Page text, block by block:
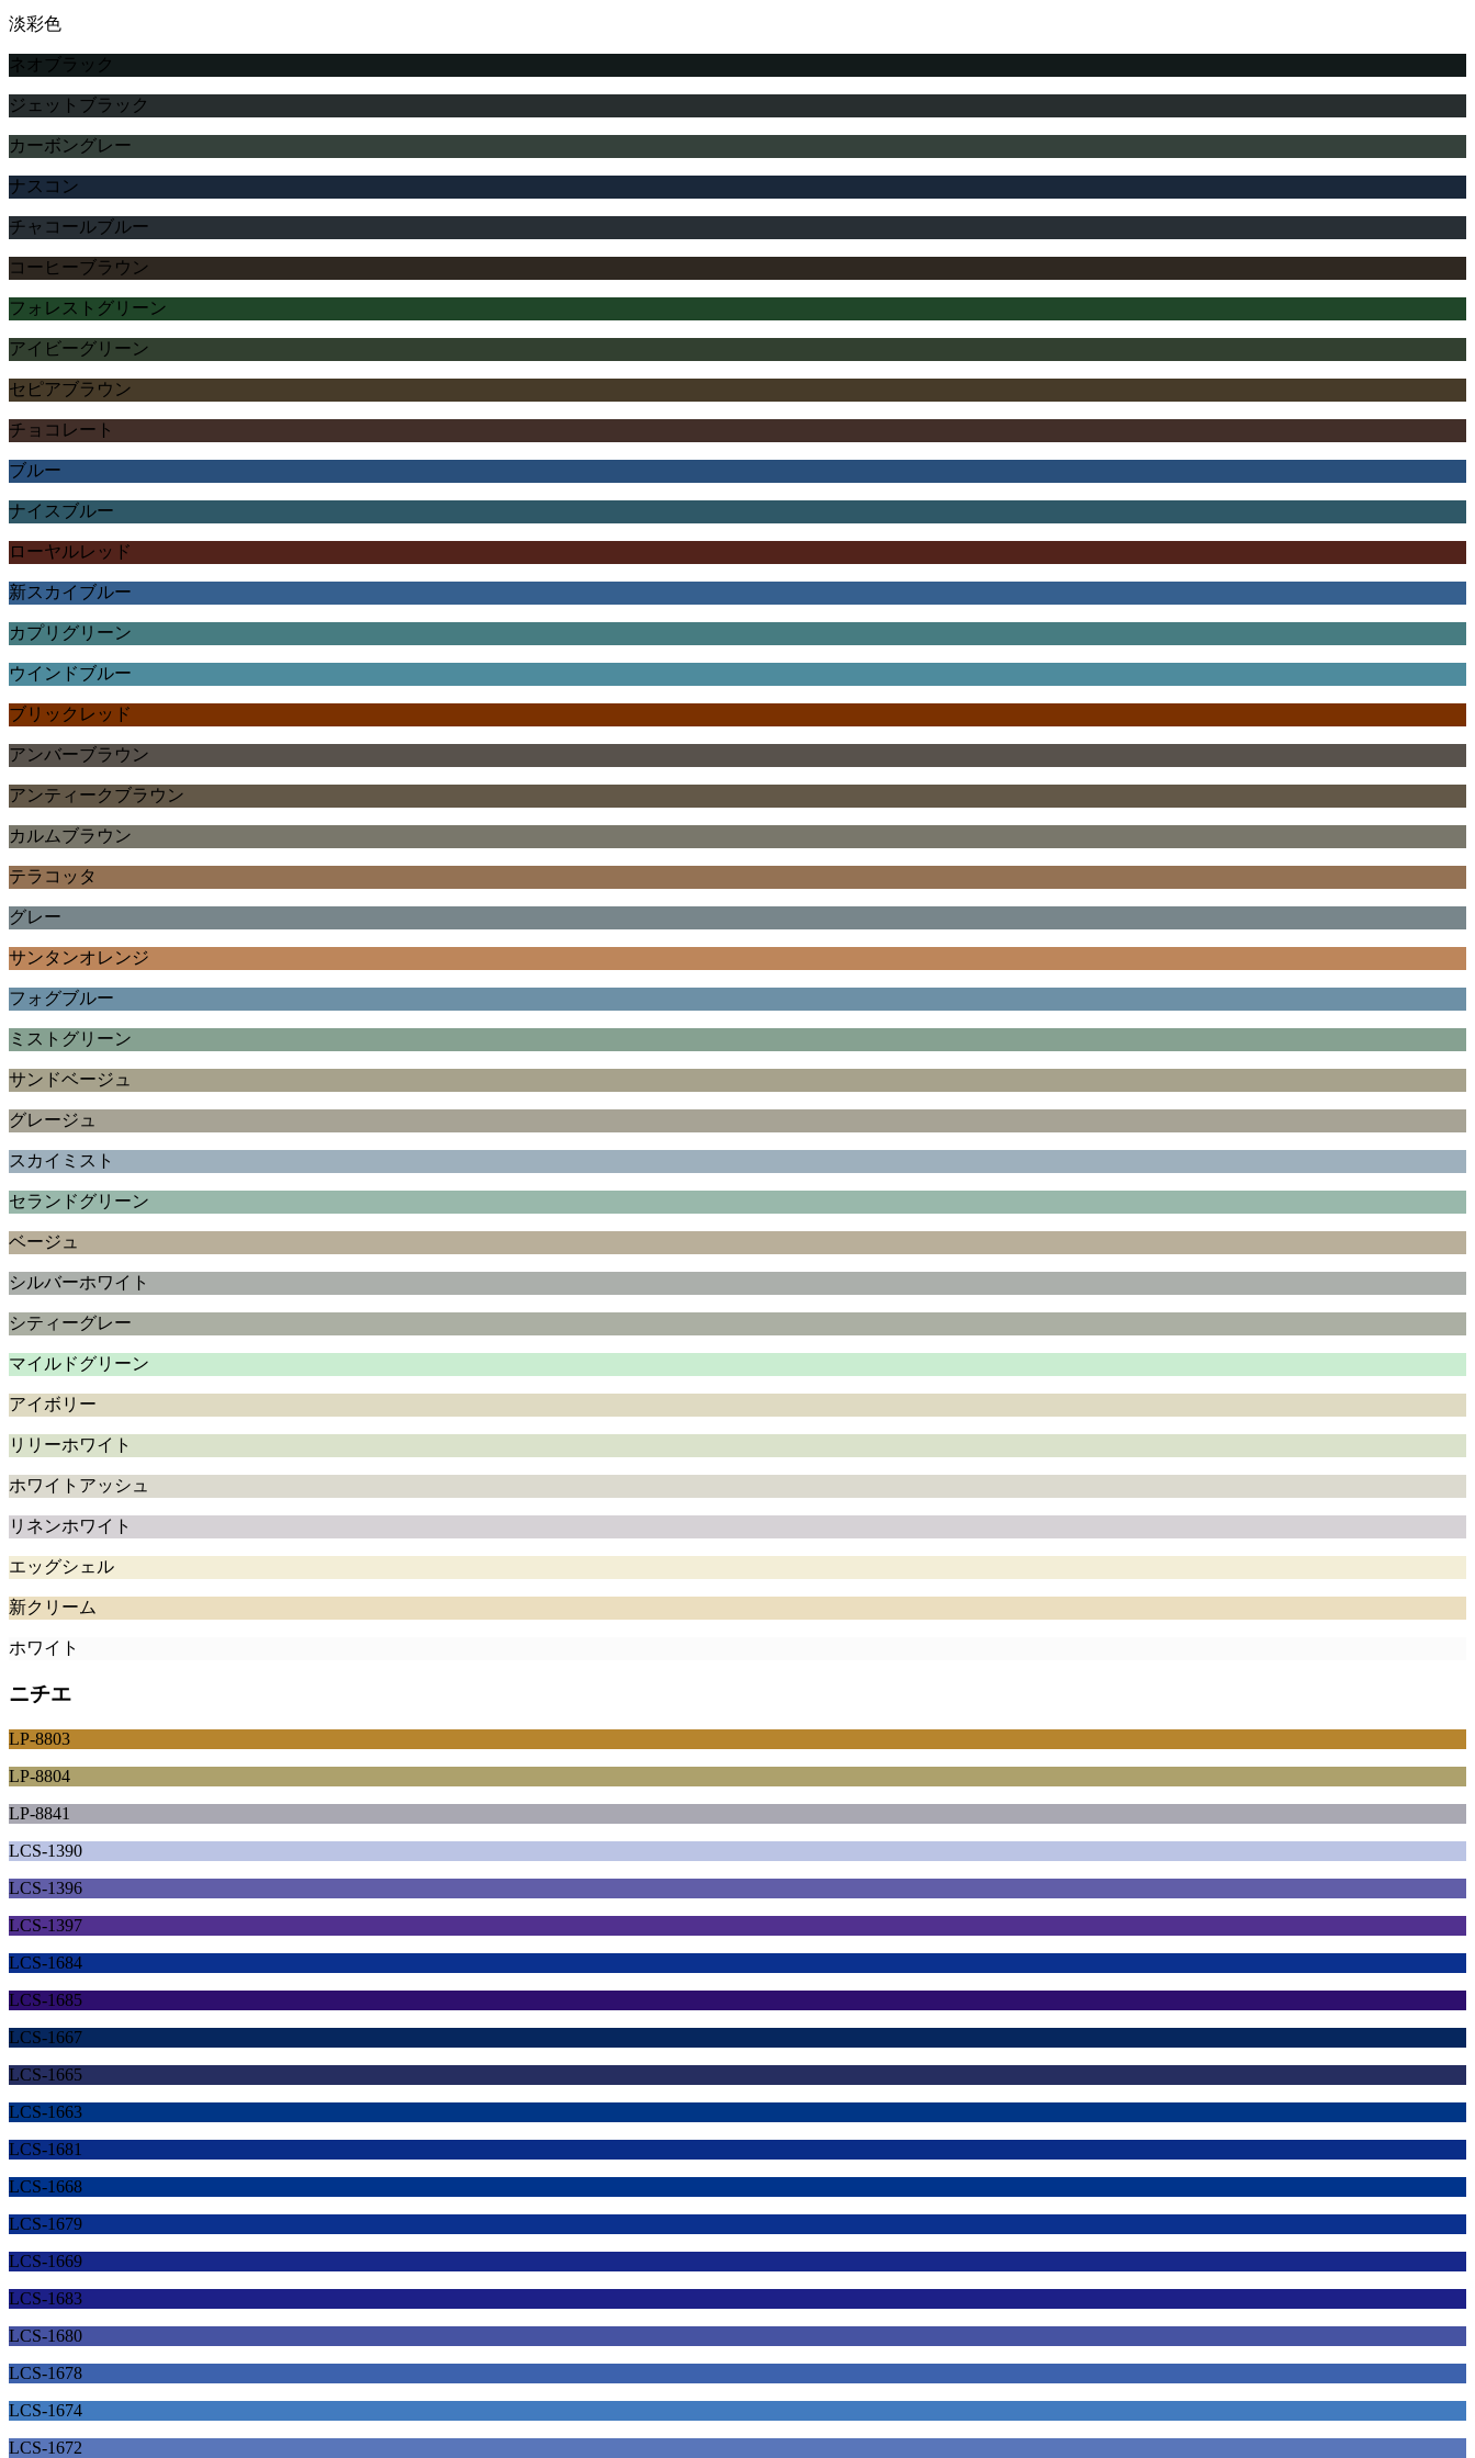
淡彩色
ネオブラック
ジェットブラック
カーボングレー
ナスコン
チャコールブルー
コーヒーブラウン
フォレストグリーン
アイビーグリーン
セピアブラウン
チョコレート
ブルー
ナイスブルー
ローヤルレッド
新スカイブルー
カプリグリーン
ウインドブルー
ブリックレッド
アンバーブラウン
アンティークブラウン
カルムブラウン
テラコッタ
グレー
サンタンオレンジ
フォグブルー
ミストグリーン
サンドベージュ
グレージュ
スカイミスト
セランドグリーン
ベージュ
シルバーホワイト
シティーグレー
マイルドグリーン
アイボリー
リリーホワイト
ホワイトアッシュ
リネンホワイト
エッグシェル
新クリーム
ホワイト
ニチエ
LP-8803
LP-8804
LP-8841
LCS-1390
LCS-1396
LCS-1397
LCS-1684
LCS-1685
LCS-1667
LCS-1665
LCS-1663
LCS-1681
LCS-1668
LCS-1679
LCS-1669
LCS-1683
LCS-1680
LCS-1678
LCS-1674
LCS-1672